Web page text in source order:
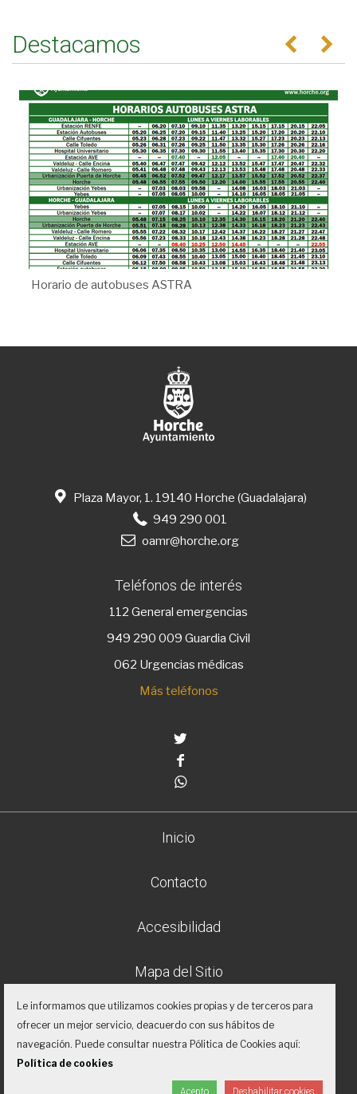
Destacamos Anterior
Horario de autobuses ASTRA
Plaza Mayor, 1. 19140 Horche (Guadalajara)
949 290 001
oamr@horche.org
Teléfonos de interés
112 General emergencias
949 290 009 Guardia Civil
062 Urgencias médicas
Más teléfonos
Inicio
Contacto
Accesibilidad
Mapa del Sitio
Aviso legal
Política de privacidad
Le informamos que utilizamos cookies propias y de terceros para
ofrecer un mejor servicio, deacuerdo con sus hábitos de
navegación. Puede consultar nuestra Pólitica de Cookies aquí:
Política de cookies
Acepto Deshabilitar cookies